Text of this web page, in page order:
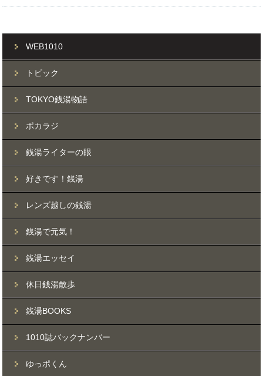
WEB1010
トピック
TOKYO銭湯物語
ポカラジ
銭湯ライターの眼
好きです！銭湯
レンズ越しの銭湯
銭湯で元気！
銭湯エッセイ
休日銭湯散歩
銭湯BOOKS
1010誌バックナンバー
ゆっポくん